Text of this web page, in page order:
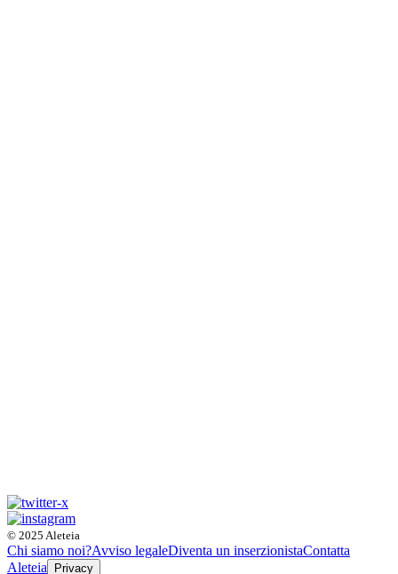
© 2025 Aleteia
Chi siamo noi?Avviso legaleDiventa un inserzionistaContatta
Aleteia
Privacy